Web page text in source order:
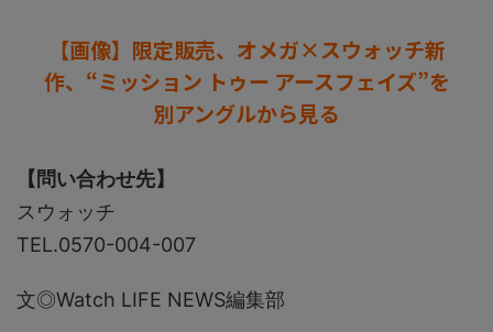
【画像】限定販売、オメガ×スウォッチ新
作、“ミッション トゥー アースフェイズ”を
別アングルから見る
【問い合わせ先】
スウォッチ
TEL.0570-004-007
文◎Watch LIFE NEWS編集部